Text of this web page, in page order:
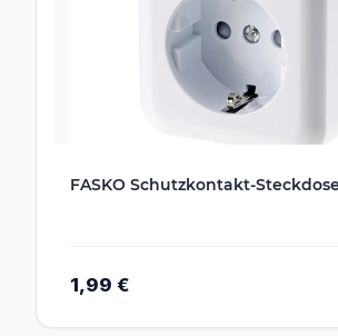
FASKO Schutzkontakt-
1,99 €